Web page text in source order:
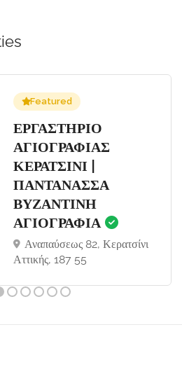
Featured
ΕΡΓΑΣΤΗΡΙΟ
ΑΓΙΟΓΡΑΦΙΑΣ
ΚΕΡΑΤΣΙΝΙ |
ΠΑΝΤΑΝΑΣΣΑ
ΒΥΖΑΝΤΙΝΗ
ΑΓΙΟΓΡΑΦΙΑ
Αναπαύσεως 82, Κερατσίνι
Αττικής, 187 55